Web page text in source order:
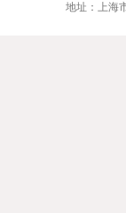
地址：上海